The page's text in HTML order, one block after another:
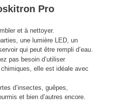
Pro
et à nettoyer.
une lumière LED, un
qui peut être rempli d’eau.
pas besoin d’utiliser
elle est idéale avec
d’insectes, guêpes,
et bien d’autres encore.